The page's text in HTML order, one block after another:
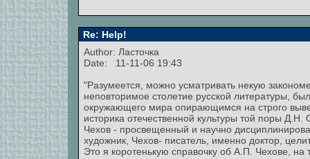
Re: Help!
Author: Ласточка
Date: 11-11-06 19:43
"Разумеется, можно усматривать некую
неповторимое столетие русской литературы,
окружающего мира опирающимся на строго
историка отечественной культуры той поры
Чехов - просвещенный и научно
художник, Чехов- писатель, именно доктор,
Это я коротенькую справочку об А.П. Чехове, на